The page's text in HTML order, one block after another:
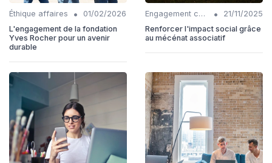
Éthique affaires •
01/02/2026
L'engagement de la fondation
Yves Rocher pour un avenir
durable
Engagement communautaire •
21/11/2025
Renforcer l'impact social grâce
au mécénat associatif